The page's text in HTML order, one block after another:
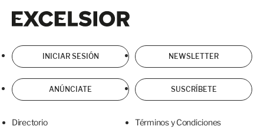
INICIAR SESIÓN NEWSLETTER
ANÚNCIATE SUSCRÍBETE
Directorio Términos y Condiciones